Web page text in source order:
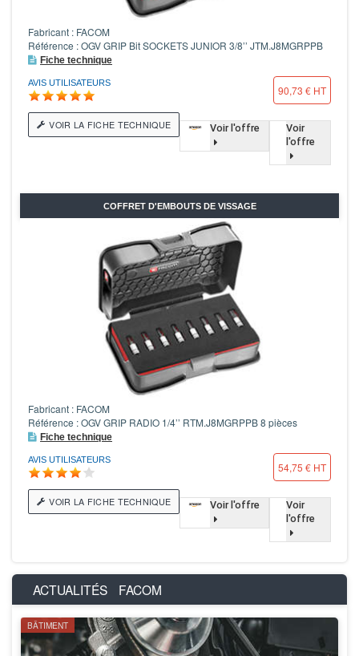
Fabricant : FACOM
Référence : OGV GRIP Bit SOCKETS JUNIOR 3/8’’ JTM.J8MGRPPB
Fiche technique
AVIS UTILISATEURS
90,73 € HT
VOIR LA FICHE TECHNIQUE Voir l'offre
Voir
l'offre
COFFRET D'EMBOUTS DE VISSAGE
Fabricant : FACOM
Référence : OGV GRIP RADIO 1/4’’ RTM.J8MGRPPB 8 pièces
Fiche technique
AVIS UTILISATEURS
54,75 € HT
VOIR LA FICHE TECHNIQUE Voir l'offre
Voir
l'offre
ACTUALITÉS FACOM
BÂTIMENT